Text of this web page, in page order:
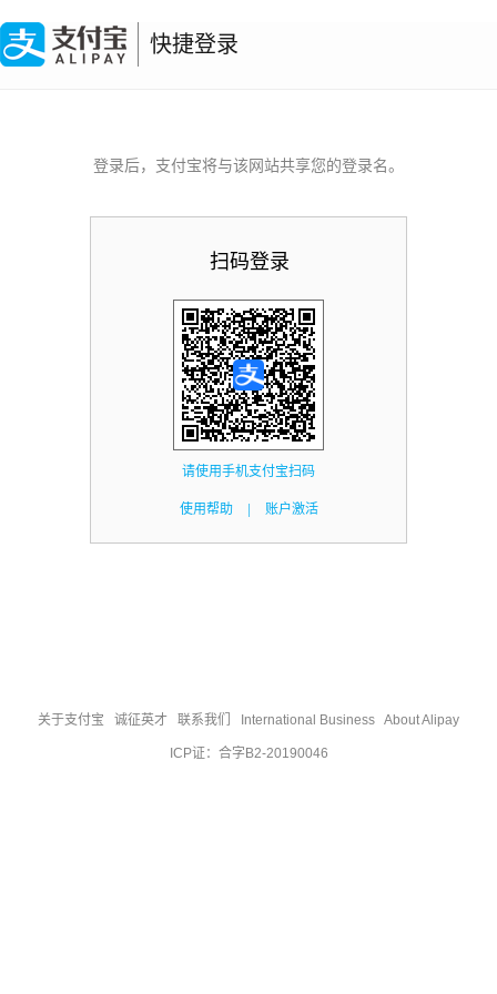
快捷登录
登录后，支付宝将与该网站共享您的登录名。
扫码登录
请使用手机支付宝扫码
使用帮助 账户激活
关于支付宝 诚征英才 联系我们 International Business About Alipay
ICP证：合字B2-20190046